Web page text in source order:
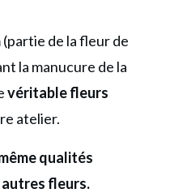
(partie de la fleur de
la manucure de la
véritable fleurs
atelier.
qualités
fleurs.